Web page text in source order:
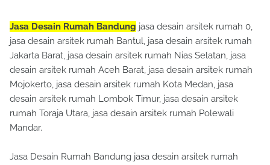
Jasa Desain Rumah Bandung jasa desain arsitek rumah 0,
jasa desain arsitek rumah Bantul, jasa desain arsitek rumah
Jakarta Barat, jasa desain arsitek rumah Nias Selatan, jasa
desain arsitek rumah Aceh Barat, jasa desain arsitek rumah
Mojokerto, jasa desain arsitek rumah Kota Medan, jasa
desain arsitek rumah Lombok Timur, jasa desain arsitek
rumah Toraja Utara, jasa desain arsitek rumah Polewali
Mandar.
Jasa Desain Rumah Bandung jasa desain arsitek rumah